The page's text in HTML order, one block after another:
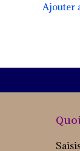
Ajouter